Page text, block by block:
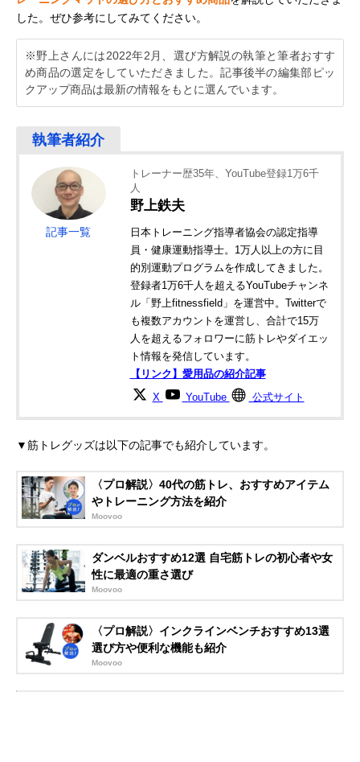
した。ぜひ参考にしてみてください。
※野上さんには2022年2月、選び方解説の執筆と筆者おすす
め商品の選定をしていただきました。記事後半の編集部ピッ
クアップ商品は最新の情報をもとに選んでいます。
記事一覧
トレーナー歴35年、YouTube登録1万6千
人
野上鉄夫
日本トレーニング指導者協会の認定指導
員・健康運動指導士。1万人以上の方に目
的別運動プログラムを作成してきました。
登録者1万6千人を超えるYouTubeチャンネ
ル「野上fitnessfield」を運営中。Twitterで
も複数アカウントを運営し、合計で15万
人を超えるフォロワーに筋トレやダイエッ
ト情報を発信しています。
【リンク】愛用品の紹介記事
X YouTube 公式サイト
▼筋トレグッズは以下の記事でも紹介しています。
〈プロ解説〉40代の筋トレ、おすすめアイテム
やトレーニング方法を紹介
Moovoo
ダンベルおすすめ12選 自宅筋トレの初心者や女
性に最適の重さ選び
Moovoo
〈プロ解説〉インクラインベンチおすすめ13選
選び方や便利な機能も紹介
Moovoo